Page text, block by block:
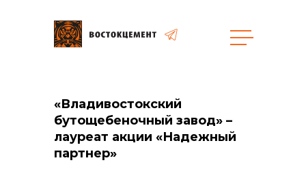
общая информация
«Владивостокский
бутощебеночный завод» –
лауреат акции «Надежный
партнер»